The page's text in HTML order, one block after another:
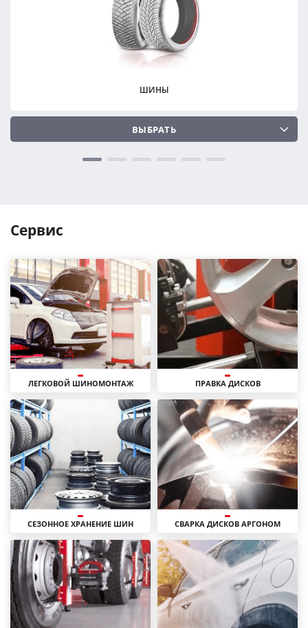
Сбросить
ПОДОБРАТЬ
Сбросить
ШИНЫ
ВЫБРАТЬ
Сервис
ЛЕГКОВОЙ ШИНОМОНТАЖ ПРАВКА ДИСКОВ
СЕЗОННОЕ ХРАНЕНИЕ ШИН СВАРКА ДИСКОВ АРГОНОМ